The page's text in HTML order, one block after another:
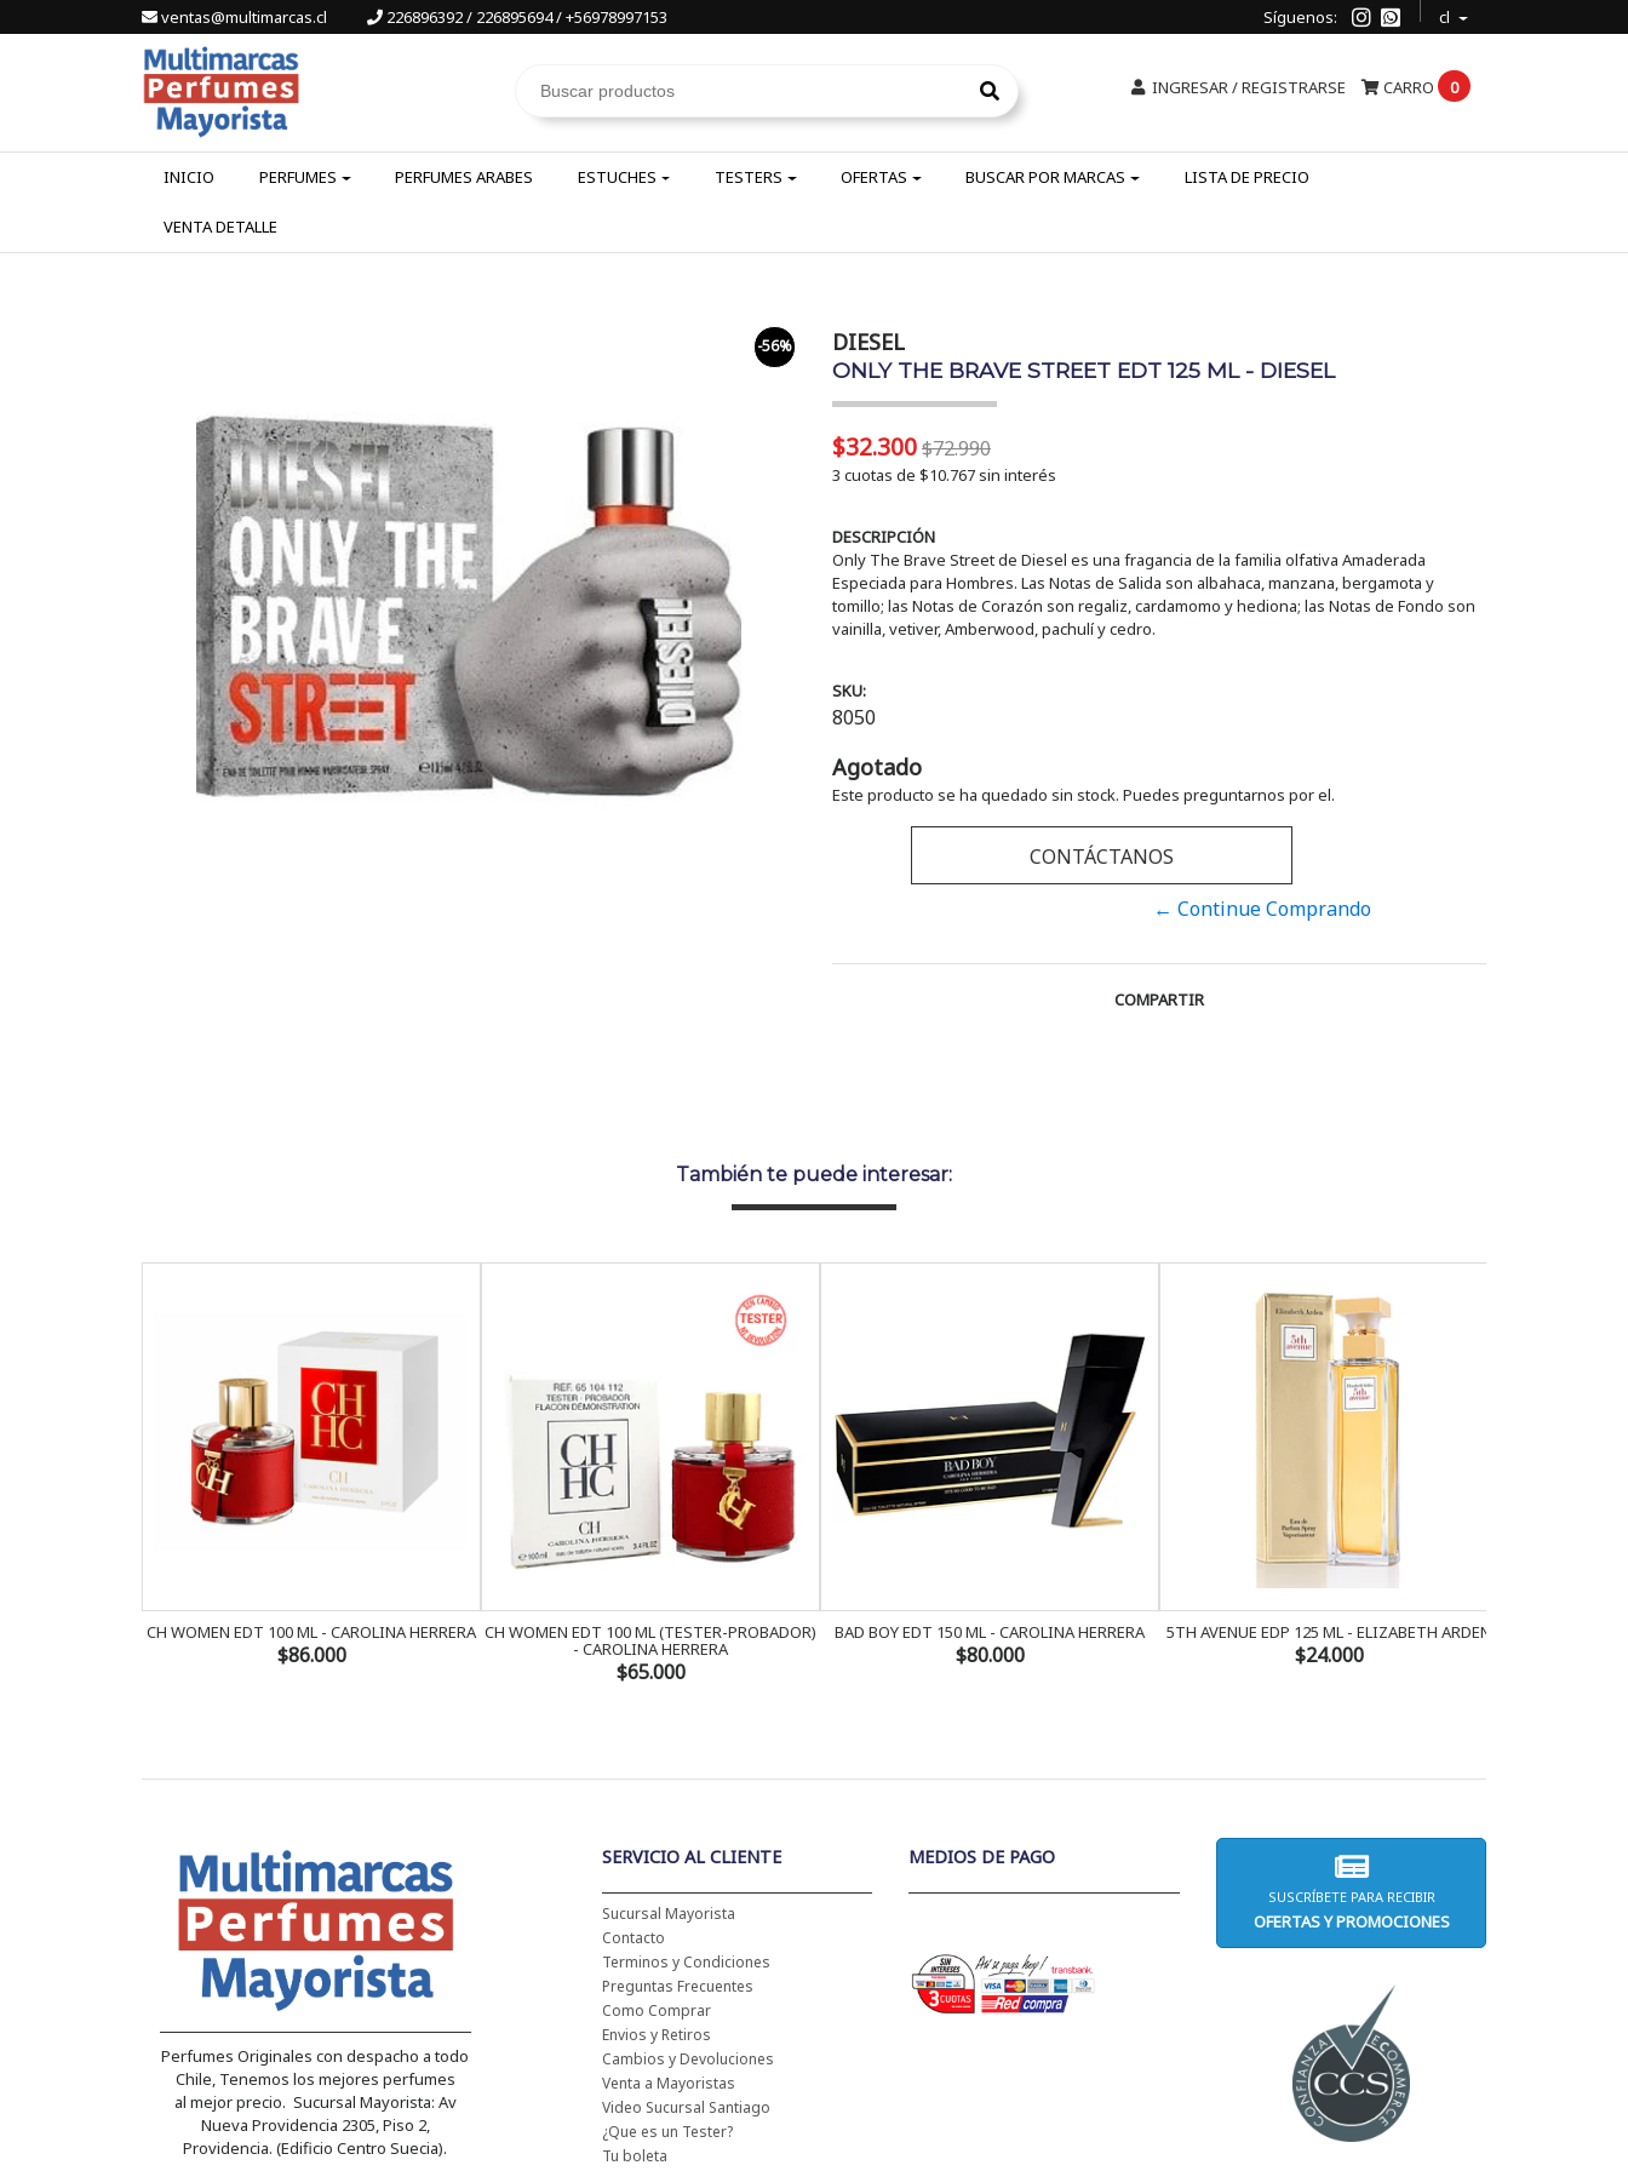
ventas@multimarcas.cl 226896392 / 226895694 / +56978997153 Síguenos: cl
CARRO 0
INGRESAR / REGISTRARSE
INICIO PERFUMES PERFUMES ARABES ESTUCHES TESTERS OFERTAS BUSCAR POR MARCAS LISTA DE PRECIO
VENTA DETALLE
-56% DIESEL
ONLY THE BRAVE STREET EDT 125 ML - DIESEL
$32.300$72.990
3 cuotas de $10.767sin interés
DESCRIPCIÓN
Only The Brave Street de Diesel es una fragancia de la familia olfativa Amaderada
Especiada para Hombres. Las Notas de Salida son albahaca, manzana, bergamota y
tomillo; las Notas de Corazón son regaliz, cardamomo y hediona; las Notas de Fondo son
vainilla, vetiver, Amberwood, pachulí y cedro.
SKU:
8050
Agotado
Este producto se ha quedado sin stock. Puedes preguntarnos por el.
CONTÁCTANOS
← Continue Comprando
COMPARTIR
También te puede interesar:
CH WOMEN EDT 100 ML - CAROLINA HERRERA
$86.000
CH WOMEN EDT 100 ML (TESTER-PROBADOR)
- CAROLINA HERRERA
$65.000
BAD BOY EDT 150 ML - CAROLINA HERRERA
$80.000
5TH AVENUE EDP 125 ML - ELIZABETH ARDEN
$24.000
Perfumes Originales con despacho a todo
Chile, Tenemos los mejores perfumes
al mejor precio. Sucursal Mayorista: Av
Nueva Providencia 2305, Piso 2,
Providencia. (Edificio Centro Suecia).
SERVICIO AL CLIENTE
Sucursal Mayorista
Contacto
Terminos y Condiciones
Preguntas Frecuentes
Como Comprar
Envios y Retiros
Cambios y Devoluciones
Venta a Mayoristas
Video Sucursal Santiago
¿Que es un Tester?
Tu boleta
MEDIOS DE PAGO
SUSCRÍBETE PARA RECIBIR
OFERTAS Y PROMOCIONES